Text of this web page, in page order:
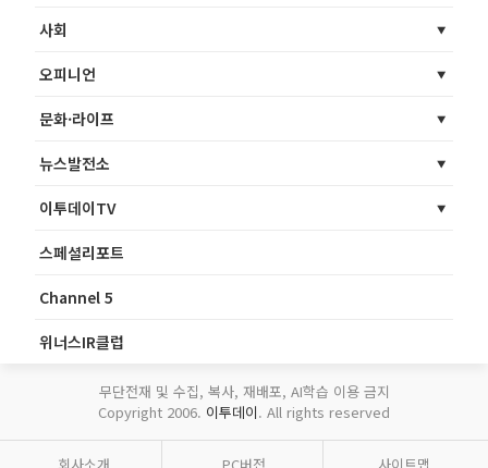
사회
오피니언
문화·라이프
뉴스발전소
이투데이TV
스페셜리포트
Channel 5
위너스IR클럽
무단전재 및 수집, 복사, 재배포, AI학습 이용 금지
Copyright 2006. 이투데이. All rights reserved
회사소개 PC버전 사이트맵